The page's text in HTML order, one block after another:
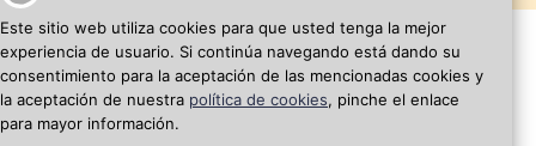
Este sitio web utiliza cookies para que usted tenga la mejor
experiencia de usuario. Si continúa navegando está dando su
consentimiento para la aceptación de las mencionadas cookies y
la aceptación de nuestra política de cookies, pinche el enlace
para mayor información.
VOLVER A INICIO AÑADIR WEB DE EMPRESA